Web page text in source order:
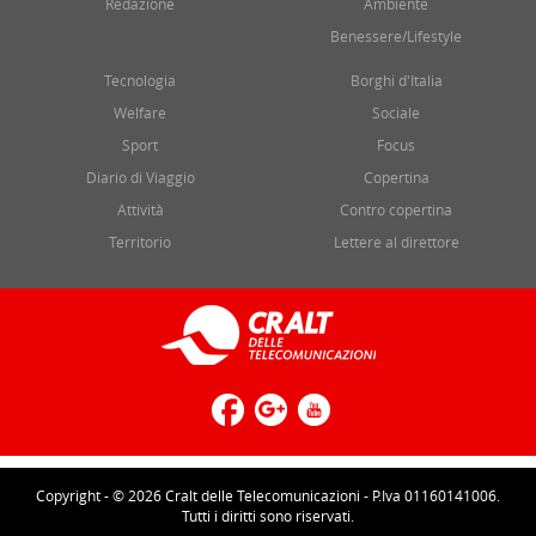
Benessere/Lifestyle
Tecnologia
Welfare
Sport
Diario di Viaggio
Attività
Territorio
Borghi d'Italia
Sociale
Focus
Copertina
Contro copertina
Lettere al direttore
Copyright - © 2026 Cralt delle Telecomunicazioni - P.Iva 01160141006.
Tutti i diritti sono riservati.